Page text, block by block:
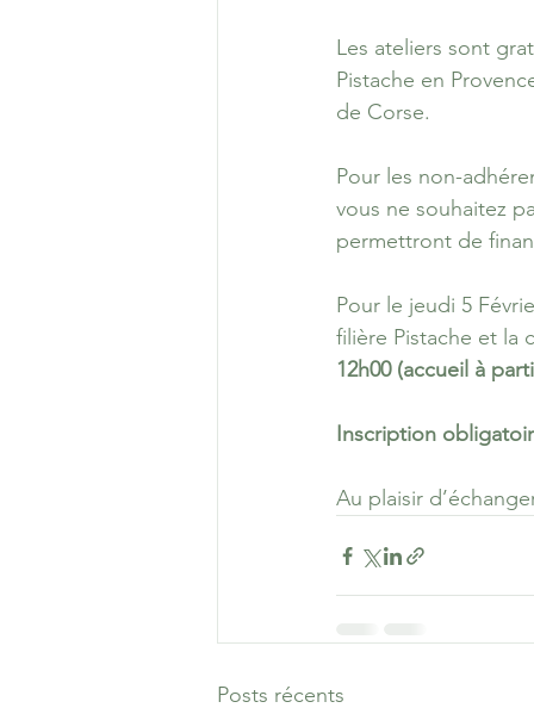
Les ateliers sont
Pistache en
de Corse.
Pour les non-
vous ne souhaitez
permettront de
Pour le jeudi 5
filière Pistache et la
12h00 (accueil à
Inscription
Au plaisir
Posts récents